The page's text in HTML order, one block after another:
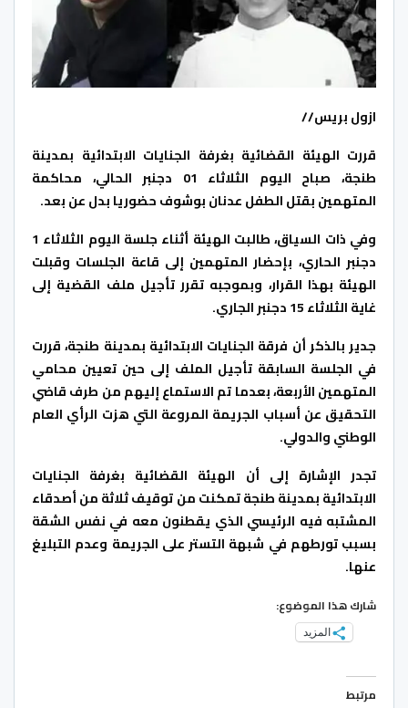
ازول بريس//
قررت الهيئة القضائية بغرفة الجنايات الابتدائية بمدينة
طنجة، صباح اليوم الثلاثاء 01 دجنبر الحالي، محاكمة
المتهمين بقتل الطفل عدنان بوشوف حضوريا بدل عن بعد.
وفي ذات السياق، طالبت الهيئة أثناء جلسة اليوم الثلاثاء 1
دجنبر الحاري، بإحضار المتهمين إلى قاعة الجلسات وقبلت
الهيئة بهذا القرار، وبموجبه تقرر تأجيل ملف القضية إلى
غاية الثلاثاء 15 دجنبر الجاري.
جدير بالذكر أن فرقة الجنايات الابتدائية بمدينة طنجة، قررت
في الجلسة السابقة تأجيل الملف إلى حين تعيين محامي
المتهمين الأربعة، بعدما تم الاستماع إليهم من طرف قاضي
التحقيق عن أسباب الجريمة المروعة التي هزت الرأي العام
الوطني والدولي.
تجدر الإشارة إلى أن الهيئة القضائية بغرفة الجنايات
الابتدائية بمدينة طنجة تمكنت من توقيف ثلاثة من أصدقاء
المشتبه فيه الرئيسي الذي يقطنون معه في نفس الشقة
بسبب تورطهم في شبهة التستر على الجريمة وعدم التبليغ
عنها.
شارك هذا الموضوع:
المزيد
مرتبط